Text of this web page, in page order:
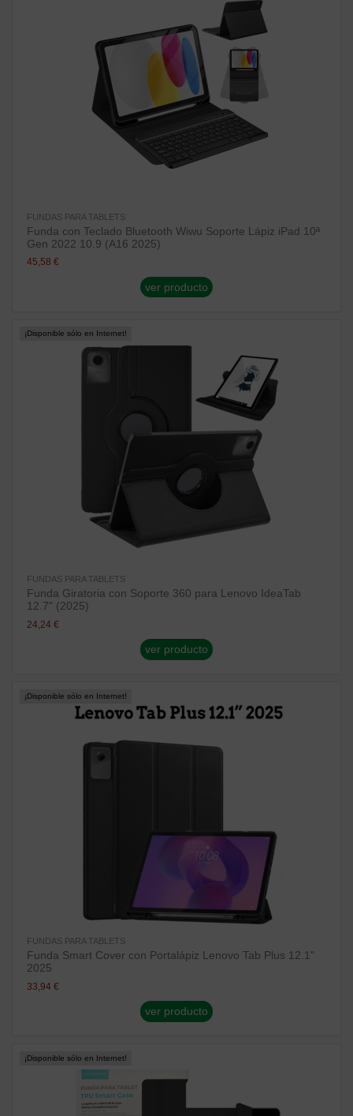
FUNDAS PARA TABLETS
Funda con Teclado Bluetooth Wiwu Soporte Lápiz iPad 10ª
Gen 2022 10.9 (A16 2025)
45,58 €
ver producto
¡Disponible sólo en Internet!
FUNDAS PARA TABLETS
Funda Giratoria con Soporte 360 para Lenovo IdeaTab
12.7" (2025)
24,24 €
ver producto
¡Disponible sólo en Internet!
FUNDAS PARA TABLETS
Funda Smart Cover con Portalápiz Lenovo Tab Plus 12.1"
2025
33,94 €
ver producto
¡Disponible sólo en Internet!